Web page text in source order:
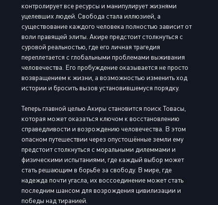
контролирует все ресурсы и манипулирует жизнями
уцелевших людей. Свобода стала иллюзией, а
существование каждого человека полностью зависит от
воли правящей элиты. Акире предстоит столкнуться с
суровой реальностью, где его личная трагедия
переплетается с глобальными проблемами выживания
человечества. Его пробуждение оказывается не просто
возвращением к жизни, а возможностью изменить ход
истории и бросить вызов установившемуся порядку.
Теперь главной целью Акиры становится поиск Товасы,
которая может оказаться ключом к восстановлению
справедливости и возрождению человечества. В этом
опасном путешествии через опустошённые земли ему
предстоит столкнуться с моральными дилеммами и
физическими испытаниями, где каждый выбор может
стать решающим в борьбе за свободу. В мире, где
надежда почти угасла, их воссоединение может стать
последним шансом для возрождения цивилизации и
победы над тиранией.